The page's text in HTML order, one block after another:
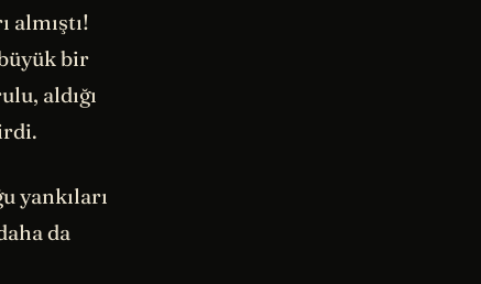
almıştı!
bir
aldığı
yankıları
da